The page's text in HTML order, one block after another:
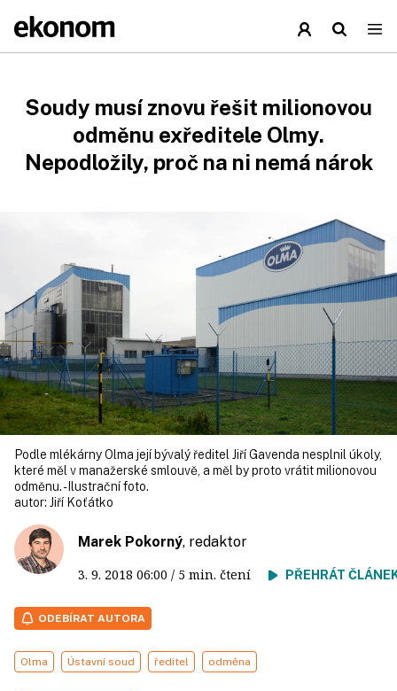
Soudy musí znovu řešit milionovou
odměnu exředitele Olmy.
Nepodložily, proč na ni nemá nárok
Podle mlékárny Olma její bývalý ředitel Jiří Gavenda nesplnil úkoly,
které měl v manažerské smlouvě, a měl by proto vrátit milionovou
odměnu. - Ilustrační foto.
autor: Jiří Koťátko
Marek Pokorný, redaktor
3. 9. 2018 06:00 / 5 min. čtení PŘEHRÁT
ODEBÍRAT AUTORA
Olma Ústavní soud ředitel odměna